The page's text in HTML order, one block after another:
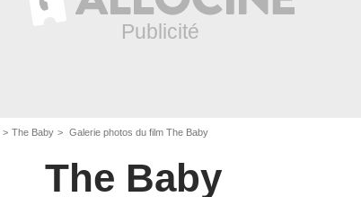
The Baby Galerie photos du film The Baby
The Baby